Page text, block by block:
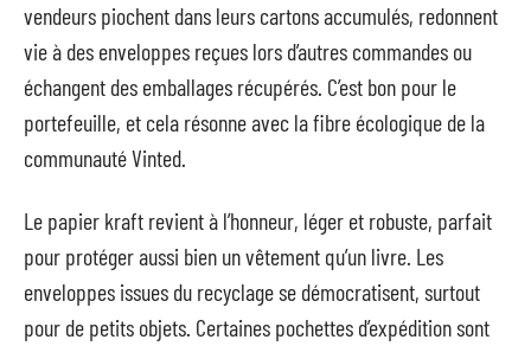
vendeurs piochent dans leurs cartons accumulés, redonnent
vie à des enveloppes reçues lors d’autres commandes ou
échangent des emballages récupérés. C’est bon pour le
portefeuille, et cela résonne avec la fibre écologique de la
communauté Vinted.
Le papier kraft revient à l’honneur, léger et robuste, parfait
pour protéger aussi bien un vêtement qu’un livre. Les
enveloppes issues du recyclage se démocratisent, surtout
pour de petits objets. Certaines pochettes d’expédition sont